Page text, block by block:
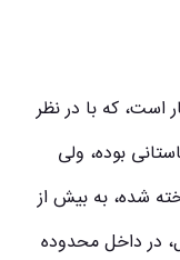
هگمتانه حدود 30 هکتار است، که با در نظر
بوده، ولی
شده، به بیش از
در داخل محدوده